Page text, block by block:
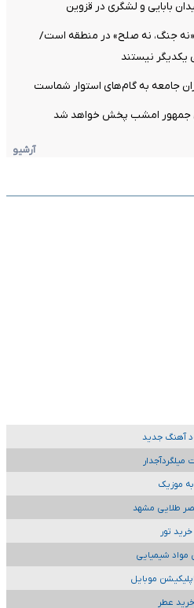
بابایی و لشگری در قزوین
جنگ، نه صلح» در منطقه است/
یکدیگر نیستند
جامعه به گام‌های استوار شماست
امشب پخش خواهد شد
آرشیو
آهنگ جدید
میلگردآجدار
به موزیک
طلایی مشهد
خرید تور
شیمیایی
موبایل
خرید عطر